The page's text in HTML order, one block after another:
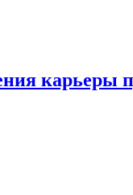
карьеры